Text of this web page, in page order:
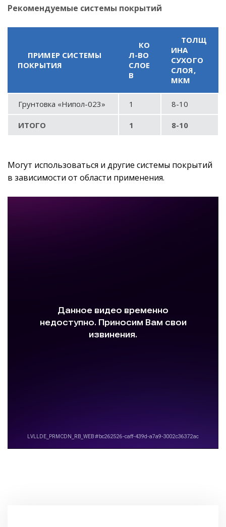
Рекомендуемые системы покрытий
ПРИМЕР СИСТЕМЫ
ПОКРЫТИЯ
КО
Л-ВО
СЛОЕ
В
ТОЛЩ
ИНА
СУХОГО
СЛОЯ,
МКМ
Грунтовка «Нипол-023» 1 8-10
ИТОГО 1 8-10
Могут использоваться и другие системы покрытий
в зависимости от области применения.